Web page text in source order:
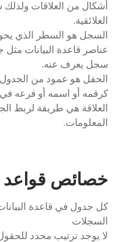
أشكال من العلاقات
العلائقية.
السجل هو السطر الذي
عناصر قاعدة البيانات
سجل يعرف عنه.
الحقل هو عمود من
كرقمه أو اسمه أو فرعه في
العلاقة هي طريقة لربط
المعلومات.
خصائص قواعد
كل جدول في قاعدة
السجلات
لا يوجد ترتيب محدد